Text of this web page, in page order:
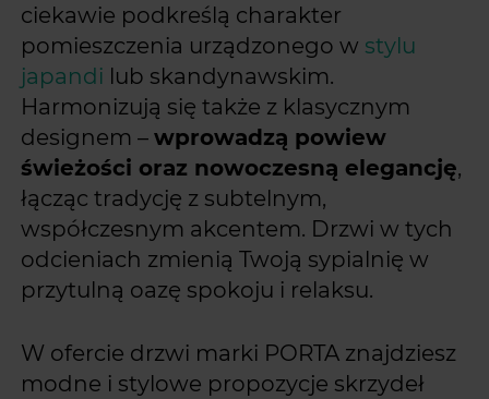
ciekawie podkreślą charakter
pomieszczenia urządzonego w stylu
japandi lub skandynawskim.
Harmonizują się także z klasycznym
designem –wprowadzą powiew
świeżości oraz nowoczesną elegancję,
łącząc tradycję z subtelnym,
współczesnym akcentem. Drzwi w tych
odcieniach zmienią Twoją sypialnię w
przytulną oazę spokoju i relaksu.
W ofercie drzwi marki PORTA znajdziesz
modne i stylowe propozycje skrzydeł